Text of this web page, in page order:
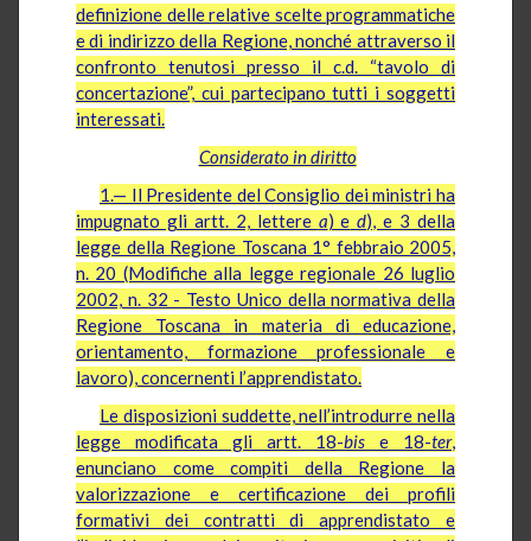
definizione delle relative scelte programmatiche
e di indirizzo della Regione, nonché attraverso il
confronto tenutosi presso il c.d. “tavolo di
concertazione”, cui partecipano tutti i soggetti
interessati.
Considerato in diritto
1.— Il Presidente del Consiglio dei ministri ha
impugnato gli artt. 2, lettere a) e d), e 3 della
legge della Regione Toscana 1° febbraio 2005,
n. 20 (Modifiche alla legge regionale 26 luglio
2002, n. 32 - Testo Unico della normativa della
Regione Toscana in materia di educazione,
orientamento, formazione professionale e
lavoro), concernenti l’apprendistato.
Le disposizioni suddette, nell’introdurre nella
legge modificata gli artt. 18-bis e 18-ter,
enunciano come compiti della Regione la
valorizzazione e certificazione dei profili
formativi dei contratti di apprendistato e